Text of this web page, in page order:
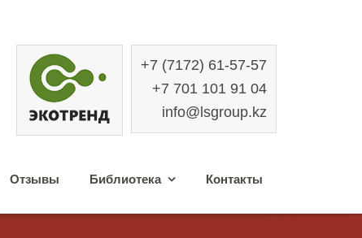
+7 (7172) 61-57-57
+7 701 101 91 04
info@lsgroup.kz
Отзывы Библиотека Контакты